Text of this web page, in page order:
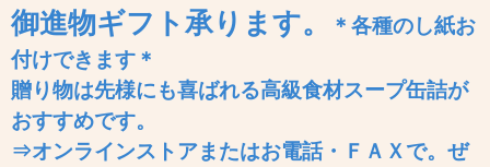
御進物ギフト 承ります。
＊各種のし紙お
付けできます＊
贈り物は先様にも喜ばれる高級食材スープ缶詰が
おすすめです。
⇒オンラインストアまたはお電話・ＦＡＸで。ぜ